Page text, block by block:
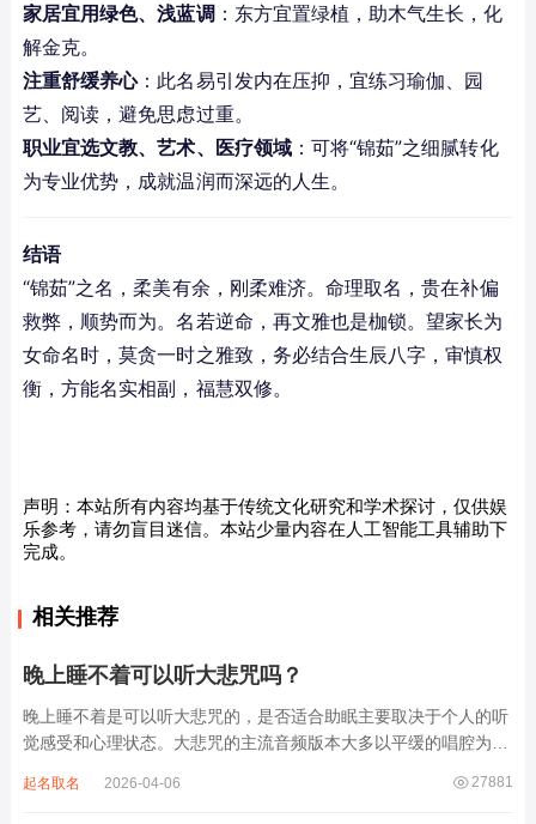
家居宜用绿色、浅蓝调 ：东方宜置绿植，助木气生长，化
解金克。
注重舒缓养心：此名易引发内在压抑，宜练习瑜伽、园
艺、阅读，避免思虑过重。
职业宜选文教、艺术、医疗领域：可将“锦茹”之细腻转化
为专业优势，成就温润而深远的人生。
结语
“锦茹”之名，柔美有余，刚柔难济。命理取名，贵在补偏
救弊，顺势而为。名若逆命，再文雅也是枷锁。望家长为
女命名时，莫贪一时之雅致，务必结合生辰八字，审慎权
衡，方能名实相副，福慧双修。
声明：本站所有内容均基于传统文化研究和学术探讨，仅供娱
乐参考，请勿盲目迷信。本站少量内容在人工智能工具辅助下
完成。
相关推荐
晚上睡不着可以听大悲咒吗？
晚上睡不着是可以听大悲咒的，是否适合助眠主要取决于个人的听
觉感受和心理状态。大悲咒的主流音频版本大多以平缓的唱腔为
急促的鼓点，这类音频本身具备静心的基础特质。睡前思绪繁杂、
27881
起名取名 2026-04-06